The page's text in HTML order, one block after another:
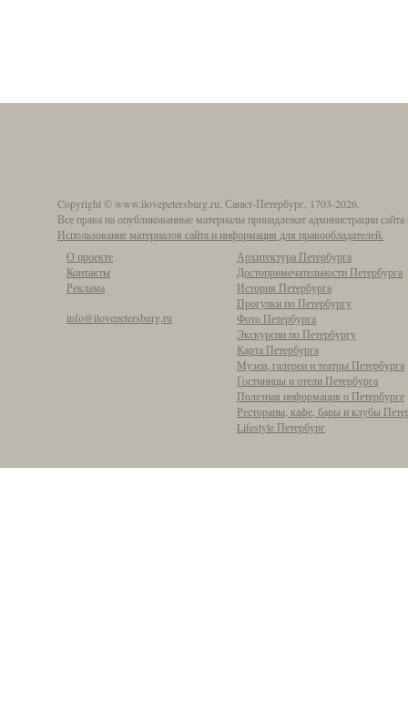
Copyright © www.ilovepetersburg.ru, Санкт-Петербург, 1703-2026.
Все права на опубликованные материалы принадлежат администрации
Использование материалов сайта и информация для правообладателей.
О проекте
Контакты
Реклама
info@ilovepetersburg.ru
Архитектура Петербурга
Достопримечательности Петербурга
История Петербурга
Прогулки по Петербургу
Фото Петербурга
Экскурсии по Петербургу
Карта Петербурга
Музеи, галереи и театры Петербурга
Гостиницы и отели Петербурга
Полезная информация о Петербурге
Рестораны, кафе, бары и клубы
Lifestyle Петербург